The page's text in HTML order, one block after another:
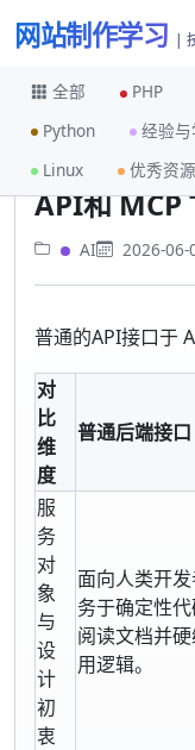
网站制作学习 |
全部 PHP
Python
经验与
Linux
优秀资源
首页 API和
API和 MCP
AI 2026-06-
普通的API接口于
对
比
维
度
普通后端接口
服
务
对
象
与
设
计
初
衷
面向人类开
务于确定性
阅读文档并
用逻辑。